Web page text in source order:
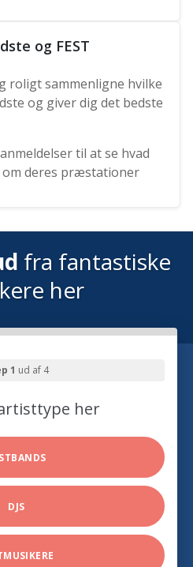
og FEST
roligt sammenligne hvilke
og giver dig det bedste
til at se hvad
deres præstationer
fra fantastiske
her
1 ud af 4
her
DJS